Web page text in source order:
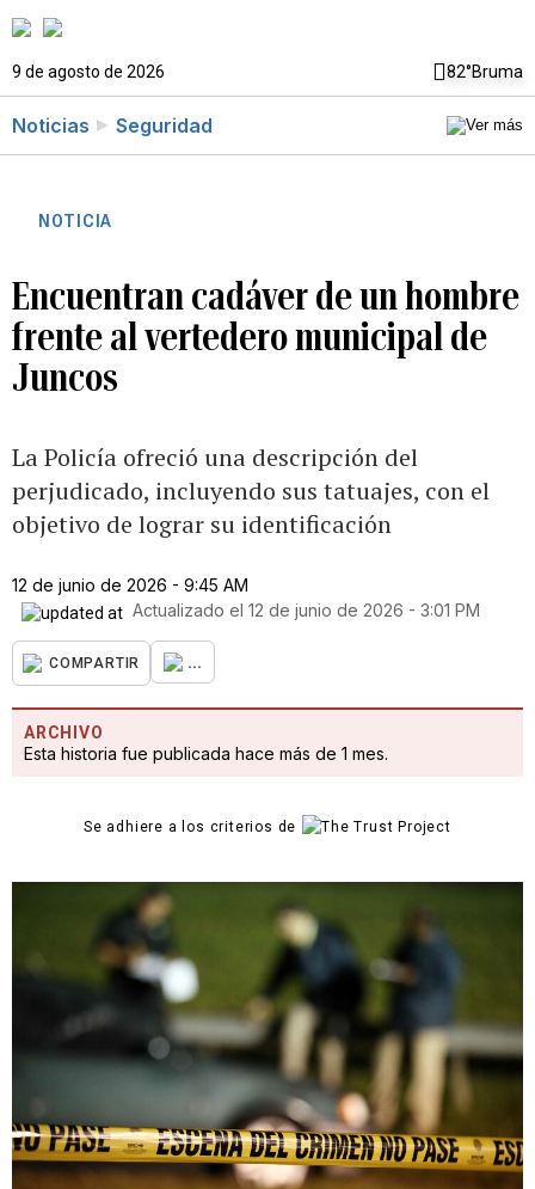
9 de agosto de 2026 82°Bruma
Noticias Seguridad
NOTICIA
Encuentran cadáver de un hombre
frente al vertedero municipal de
Juncos
La Policía ofreció una descripción del
perjudicado, incluyendo sus tatuajes, con el
objetivo de lograr su identificación
12 de junio de 2026 - 9:45 AM
Actualizado el 12 de junio de 2026 - 3:01 PM
COMPARTIR ...
ARCHIVO
Esta historia fue publicada hace más de 1 mes.
Se adhiere a los criterios de